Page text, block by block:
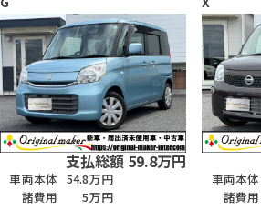
支払総額 59.8万円
車両本体 54.8万円
諸費用
5万円
車両本体
諸費用